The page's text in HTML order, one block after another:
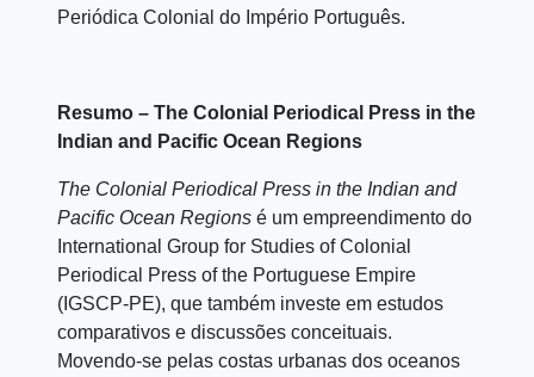
Periódica Colonial do Império Português.
Resumo – The Colonial Periodical Press in the
Indian and Pacific Ocean Regions
The Colonial Periodical Press in the Indian and
Pacific Ocean Regions é um empreendimento do
International Group for Studies of Colonial
Periodical Press of the Portuguese Empire
(IGSCP-PE), que também investe em estudos
comparativos e discussões conceituais.
Movendo-se pelas costas urbanas dos oceanos